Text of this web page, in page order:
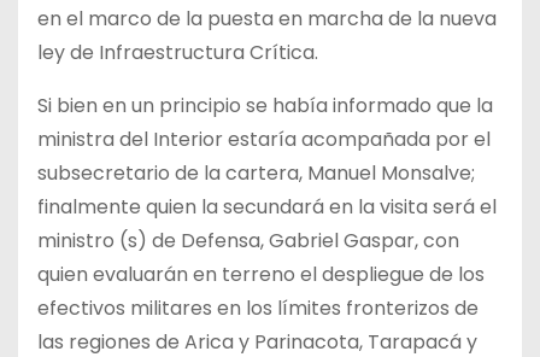
en el marco de la puesta en marcha de la nueva
ley de Infraestructura Crítica.
Si bien en un principio se había informado que la
ministra del Interior estaría acompañada por el
subsecretario de la cartera, Manuel Monsalve;
finalmente quien la secundará en la visita será el
ministro (s) de Defensa, Gabriel Gaspar, con
quien evaluarán en terreno el despliegue de los
efectivos militares en los límites fronterizos de
las regiones de Arica y Parinacota, Tarapacá y